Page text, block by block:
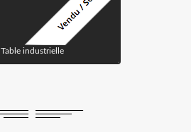
Table industrielle